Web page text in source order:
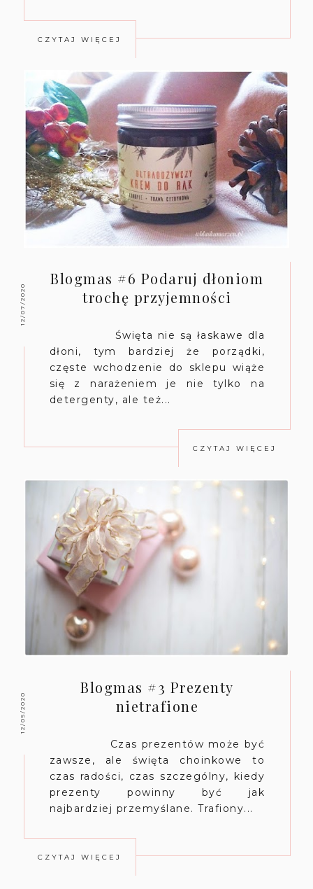
CZYTAJ WIĘCEJ
12/07/2020
Blogmas #6 Podaruj dłoniom
trochę przyjemności
Święta nie są łaskawe dla
dłoni, tym bardziej że porządki,
częste wchodzenie do sklepu wiąże
się z narażeniem je nie tylko na
detergenty, ale też...
CZYTAJ WIĘCEJ
12/05/2020
Blogmas #3 Prezenty
nietrafione
Czas prezentów może być
zawsze, ale święta choinkowe to
czas radości, czas szczególny, kiedy
prezenty powinny być jak
najbardziej przemyślane. Trafiony...
CZYTAJ WIĘCEJ